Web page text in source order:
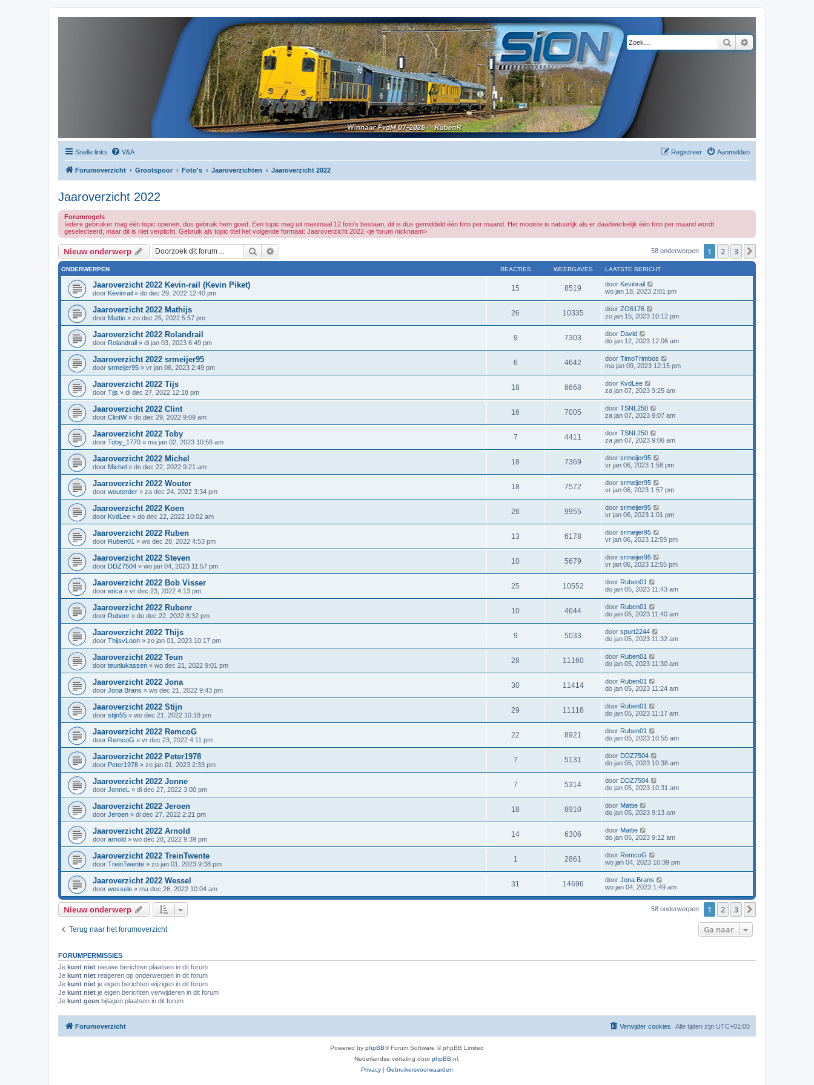
Zoek
Snelle links V&A Aanmelden
Registreer
Forumoverzicht Grootspoor Foto's Jaaroverzichten Jaaroverzicht 2022
Jaaroverzicht 2022
Forumregels
Iedere gebruiker mag één topic openen, dus gebruik hem goed. Een topic mag uit maximaal 12 foto's bestaan, dit is dus gemiddeld één foto per maand. Het mooiste is natuurlijk als er daadwerkelijk één foto per maand wordt
geselecteerd, maar dit is niet verplicht. Gebruik als topic titel het volgende formaat: Jaaroverzicht 2022 <je forum nicknaam>
Nieuw onderwerp Zoek 58 onderwerpen 1 2 3
ONDERWERPEN REACTIES WEERGAVES LAATSTE BERICHT
Jaaroverzicht 2022 Kevin-rail (Kevin Piket)
door Kevinrail » do dec 29, 2022 12:40 pm
15 8519 door Kevinrail
wo jan 18, 2023 2:01 pm
Jaaroverzicht 2022 Mathijs
door Mattie » zo dec 25, 2022 5:57 pm
26 10335 door ZO6176
zo jan 15, 2023 10:12 pm
Jaaroverzicht 2022 Rolandrail
door Rolandrail » di jan 03, 2023 6:49 pm
9 7303 door David
do jan 12, 2023 12:06 am
Jaaroverzicht 2022 srmeijer95
door srmeijer95 » vr jan 06, 2023 2:49 pm
6 4642 door TimoTrimbos
ma jan 09, 2023 12:15 pm
Jaaroverzicht 2022 Tijs
door Tijs » di dec 27, 2022 12:18 pm
18 8668 door KvdLee
za jan 07, 2023 9:25 am
Jaaroverzicht 2022 Clint
door ClintW» do dec 29, 2022 9:09 am
16 7005 door TSNL250
za jan 07, 2023 9:07 am
Jaaroverzicht 2022 Toby
door Toby_1770 » ma jan 02, 2023 10:56 am
7 4411 door TSNL250
za jan 07, 2023 9:06 am
Jaaroverzicht 2022 Michel
door Michel » do dec 22, 2022 9:21 am
18 7369 door srmeijer95
vr jan 06, 2023 1:58 pm
Jaaroverzicht 2022 Wouter
door wouterder » za dec 24, 2022 3:34 pm
18 7572 door srmeijer95
vr jan 06, 2023 1:57 pm
Jaaroverzicht 2022 Koen
door KvdLee » do dec 22, 2022 10:02 am
26 9955 door srmeijer95
vr jan 06, 2023 1:01 pm
Jaaroverzicht 2022 Ruben
door Ruben01 » wo dec 28, 2022 4:53 pm
13 6178 door srmeijer95
vr jan 06, 2023 12:59 pm
Jaaroverzicht 2022 Steven
door DDZ7504 » wo jan 04, 2023 11:57 pm
10 5679 door srmeijer95
vr jan 06, 2023 12:55 pm
Jaaroverzicht 2022 Bob Visser
door erica » vr dec 23, 2022 4:13 pm
25 10552 door Ruben01
do jan 05, 2023 11:43 am
Jaaroverzicht 2022 Rubenr
door Rubenr » do dec 22, 2022 8:32 pm
10 4644 door Ruben01
do jan 05, 2023 11:40 am
Jaaroverzicht 2022 Thijs
door ThijsvLoon » zo jan 01, 2023 10:17 pm
9 5033 door spurt2244
do jan 05, 2023 11:32 am
Jaaroverzicht 2022 Teun
door teunlukassen » wo dec 21, 2022 9:01 pm
28 11160 door Ruben01
do jan 05, 2023 11:30 am
Jaaroverzicht 2022 Jona
door Jona Brans » wo dec 21, 2022 9:43 pm
30 11414 door Ruben01
do jan 05, 2023 11:24 am
Jaaroverzicht 2022 Stijn
door stijn55 » wo dec 21, 2022 10:18 pm
29 11118 door Ruben01
do jan 05, 2023 11:17 am
Jaaroverzicht 2022 RemcoG
door RemcoG » vr dec 23, 2022 4:11 pm
22 8921 door Ruben01
do jan 05, 2023 10:55 am
Jaaroverzicht 2022 Peter1978
door Peter1978 » zo jan 01, 2023 2:33 pm
7 5131 door DDZ7504
do jan 05, 2023 10:38 am
Jaaroverzicht 2022 Jonne
door JonneL » di dec 27, 2022 3:00 pm
7 5314 door DDZ7504
do jan 05, 2023 10:31 am
Jaaroverzicht 2022 Jeroen
door Jeroen » di dec 27, 2022 2:21 pm
18 8910 door Mattie
do jan 05, 2023 9:13 am
Jaaroverzicht 2022 Arnold
door arnold » wo dec 28, 2022 9:39 pm
14 6306 door Mattie
do jan 05, 2023 9:12 am
Jaaroverzicht 2022 TreinTwente
door TreinTwente » zo jan 01, 2023 9:38 pm
1 2861 door RemcoG
wo jan 04, 2023 10:39 pm
Jaaroverzicht 2022 Wessel
door wessele » ma dec 26, 2022 10:04 am
31 14696 door Jona Brans
wo jan 04, 2023 1:49 am
Nieuw onderwerp 58 onderwerpen 1 2 3
Terug naar het forumoverzicht Ga naar
FORUMPERMISSIES
Je kunt niet nieuwe berichten plaatsen in dit forum
Je kunt niet reageren op onderwerpen in dit forum
Je kunt niet je eigen berichten wijzigen in dit forum
Je kunt niet je eigen berichten verwijderen in dit forum
Je kunt geen bijlagen plaatsen in dit forum
Forumoverzicht Alle tijden zijn UTC+01:00
Verwijder cookies
Powered by phpBB® Forum Software © phpBB Limited
Nederlandse vertaling doorphpBB.nl
Privacy | Gebruikersvoorwaarden